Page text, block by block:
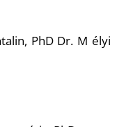
PhD Dr. M élyi